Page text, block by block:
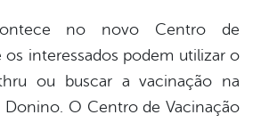
no novo Centro de
os interessados podem utilizar o
ou buscar a vacinação na
Donino. O Centro de Vacinação